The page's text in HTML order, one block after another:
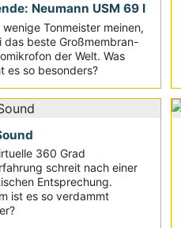
Neumann USM 69 I
Tonmeister meinen,
das beste Großmembran-
der Welt. Was
es so besonders?
360 Grad
schreit nach einer
Entsprechung.
ist es so verdammt